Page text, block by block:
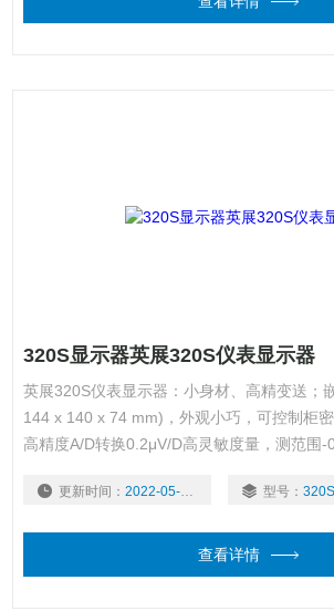
320S显示器英展320S仪表显示器
英展320S仪表显示器：小身材、高精变送；
144 x 140 x 74 mm)，外观小巧，可控制柜
高精度A/D转换0.2μV/D高灵敏度量，测范围-
20mA模拟量输出。*内置全隔离RS485/
更新时间： 2022-05-25 型号：
查看详情